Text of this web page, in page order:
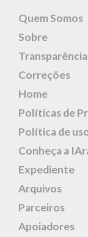
Quem Somos
Sobre
Transparência
Correções
Home
Políticas de
Política de
Conheça a
Expediente
Arquivos
Parceiros
Apoiadores